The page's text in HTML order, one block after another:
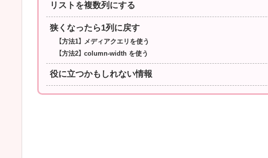
リストを複数列にする
狭くなったら1列に戻す
【方法1】 メディアクエリを使う
【方法2】 column-width を使う
役に立つかもしれない情報